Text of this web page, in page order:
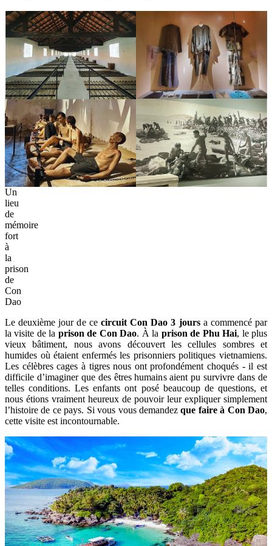
Un
lieu
de
mémoire
fort
à
la
prison
de
Con
Dao
Le deuxième jour de ce circuit Con Dao 3 joursa commencé par
la visite de la prison de Con Dao. À la prison de Phu Hai, le plus
vieux bâtiment, nous avons découvert les cellules sombres et
humides où étaient enfermés les prisonniers politiques vietnamiens.
Les célèbres cages à tigres nous ont profondément choqués - il est
difficile d’imaginer que des êtres humains aient pu survivre dans de
telles conditions. Les enfants ont posé beaucoup de questions, et
nous étions vraiment heureux de pouvoir leur expliquer simplement
l’histoire de ce pays. Si vous vous demandezque faire à Con Dao,
cette visite est incontournable.